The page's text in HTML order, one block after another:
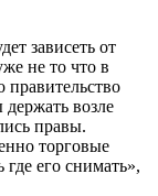
зависеть от
не то что в
возле
правы.
торговые
где его снимать»,